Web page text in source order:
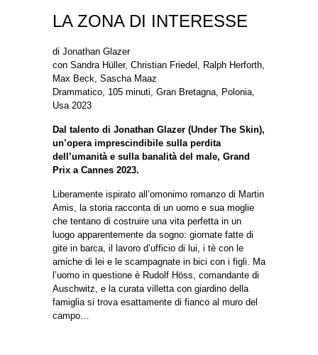
LA ZONA DI INTERESSE
di Jonathan Glazer
con Sandra Hüller, Christian Friedel, Ralph Herforth,
Max Beck, Sascha Maaz
Drammatico, 105 minuti, Gran Bretagna, Polonia,
Usa 2023
Dal talento di Jonathan Glazer (Under The Skin),
un’opera imprescindibile sulla perdita
dell’umanità e sulla banalità del male, Grand
Prix a Cannes 2023.
Liberamente ispirato all’omonimo romanzo di Martin
Amis, la storia racconta di un uomo e sua moglie
che tentano di costruire una vita perfetta in un
luogo apparentemente da sogno: giornate fatte di
gite in barca, il lavoro d’ufficio di lui, i tè con le
amiche di lei e le scampagnate in bici con i figli. Ma
l’uomo in questione è Rudolf Höss, comandante di
Auschwitz, e la curata villetta con giardino della
famiglia si trova esattamente di fianco al muro del
campo…